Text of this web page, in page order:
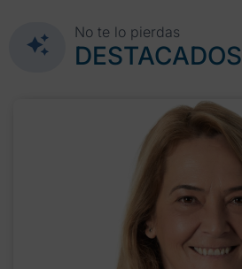
No te lo pierdas
DESTACADOS